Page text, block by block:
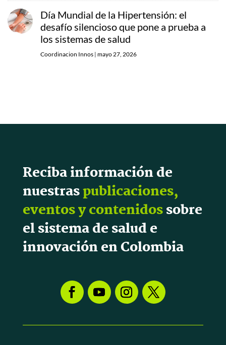
Día Mundial de la Hipertensión: el
desafío silencioso que pone a prueba a
los sistemas de salud
Coordinacion Innos | mayo 27, 2026
Reciba información de
nuestraspublicaciones,
eventos y contenidossobre
el sistema de salud e
innovación en Colombia